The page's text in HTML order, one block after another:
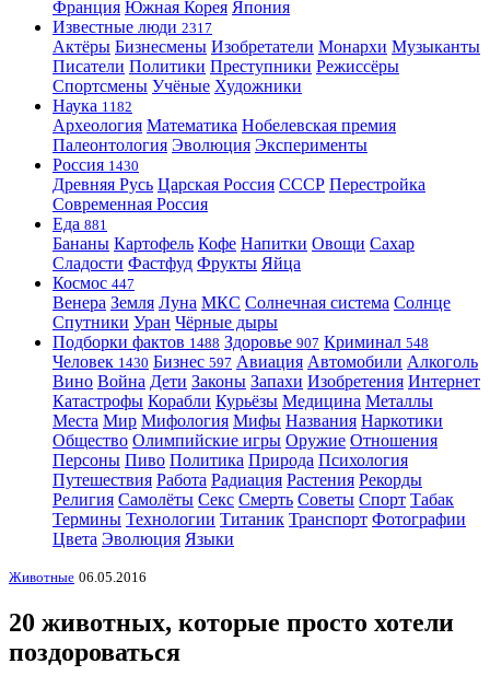
Франция Южная Корея Япония
Известные люди 2317
Актёры Бизнесмены Изобретатели Монархи Музыканты
Писатели Политики Преступники Режиссёры
Спортсмены Учёные Художники
Наука 1182
Археология Математика Нобелевская премия
Палеонтология Эволюция Эксперименты
Россия 1430
Древняя Русь Царская Россия СССР Перестройка
Современная Россия
Еда 881
Бананы Картофель Кофе Напитки Овощи Сахар
Сладости Фастфуд Фрукты Яйца
Космос 447
Венера Земля Луна МКС Солнечная система Солнце
Спутники Уран Чёрные дыры
Подборки фактов 1488 Здоровье 907 Криминал 548
Человек 1430 Бизнес 597 Авиация Автомобили Алкоголь
Вино Война Дети Законы Запахи Изобретения Интернет
Катастрофы Корабли Курьёзы Медицина Металлы
Места Мир Мифология Мифы Названия Наркотики
Общество Олимпийские игры Оружие Отношения
Персоны Пиво Политика Природа Психология
Путешествия Работа Радиация Растения Рекорды
Религия Самолёты Секс Смерть Советы Спорт Табак
Термины Технологии Титаник Транспорт Фотографии
Цвета Эволюция Языки
Животные 06.05.2016
20 животных, которые просто хотели
поздороваться